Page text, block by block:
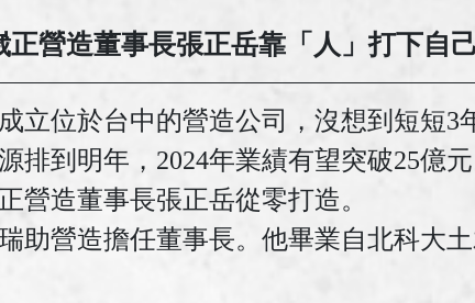
營造董事長張正岳靠「人」打下自
立位於台中的營造公司，沒想到短短3
排到明年，2024年業績有望突破25億元
營造董事長張正岳從零打造。
助營造擔任董事長。他畢業自北科大